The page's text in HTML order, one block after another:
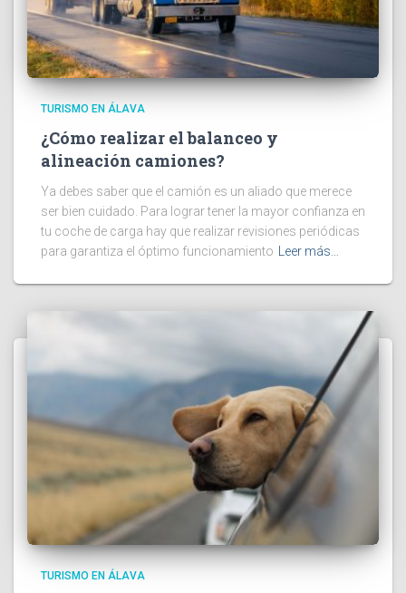
TURISMO EN ÁLAVA
¿Cómo realizar el balanceo y
alineación camiones?
Ya debes saber que el camión es un aliado que merece
ser bien cuidado. Para lograr tener la mayor confianza en
tu coche de carga hay que realizar revisiones periódicas
para garantiza el óptimo funcionamiento
Leer más…
TURISMO EN ÁLAVA